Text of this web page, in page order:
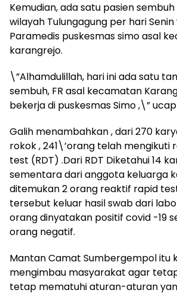
Kemudian, ada satu pasien sembuh
wilayah Tulungagung per hari
Paramedis puskesmas simo asal
karangrejo.
\”Alhamdulillah, hari ini ada satu
sembuh, FR asal kecamatan
bekerja di puskesmas Simo ,\” ucap
Galih menambahkan , dari 270
rokok , 241\’orang telah mengikuti
test (RDT) .Dari RDT Diketahui 14
sementara dari anggota keluarga
ditemukan 2 orang reaktif rapid
tersebut keluar hasil swab dari
orang dinyatakan positif covid -19
orang negatif.
Mantan Camat Sumbergempol itu
mengimbau masyarakat agar
tetap mematuhi aturan-aturan